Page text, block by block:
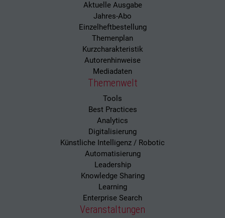
Aktuelle Ausgabe
Jahres-Abo
Einzelheftbestellung
Themenplan
Kurzcharakteristik
Autorenhinweise
Mediadaten
Themenwelt
Tools
Best Practices
Analytics
Digitalisierung
Künstliche Intelligenz / Robotic
Automatisierung
Leadership
Knowledge Sharing
Learning
Enterprise Search
Veranstaltungen